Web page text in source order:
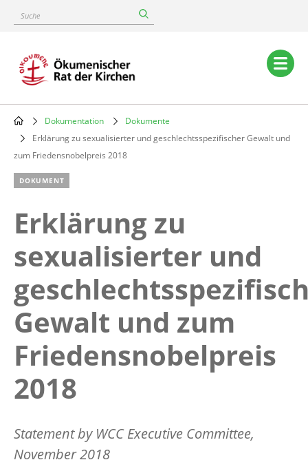
content
Suche
Main
navigation
Breadcrumb
Dokumentation
Dokumente
Erklärung zu sexualisierter und geschlechtsspezifischer Gewalt und
zum Friedensnobelpreis 2018
DOKUMENT
Erklärung zu
sexualisierter und
Gewalt und zum
Friedensnobelpreis
2018
Statement by WCC Executive Committee,
November 2018